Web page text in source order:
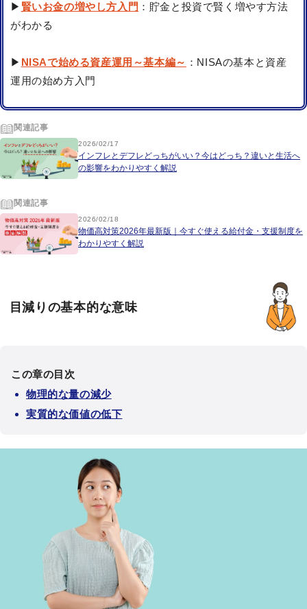
▶ 賢いお金の増やし方入門 ：貯金と投資で賢く増やす方法
がわかる
▶ NISAで始める資産運用～基本編～ ：NISAの基本と資産
運用の始め方入門
関連記事
2026/02/17
インフレとデフレどっちがいい？今はどっち？違いと生活へ
の影響をわかりやすく解説
関連記事
2026/02/18
物価高対策2026年最新版｜今すぐ使える給付金・支援制度を
わかりやすく解説
目減りの基本的な意味
この章の目次
物理的な量の減少
実質的な価値の低下